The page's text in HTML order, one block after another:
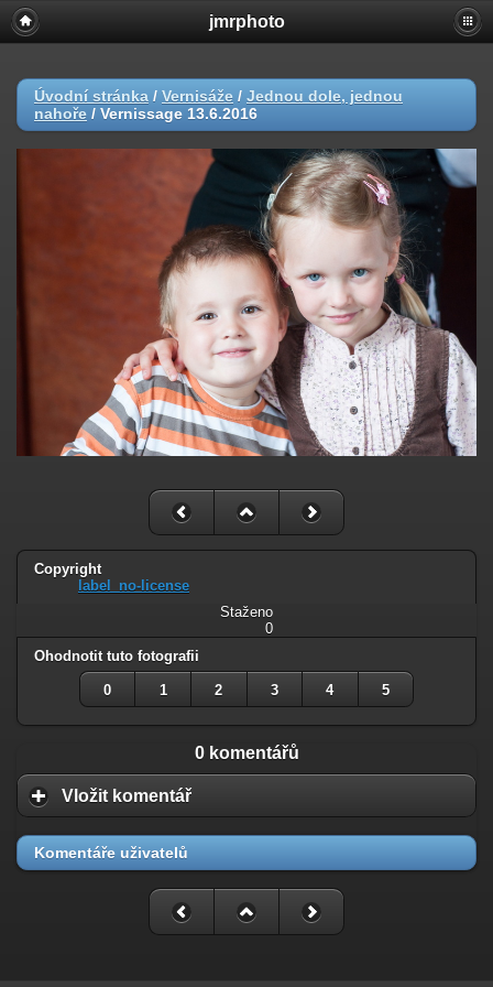
jmrphoto
Úvodní stránka / Vernisáže / Jednou dole, jednou
nahoře / Vernissage 13.6.2016
Copyright
label_no-license
Staženo
0
Ohodnotit tuto fotografii
0 1 2 3 4 5
0 komentářů
Vložit komentář
Komentáře uživatelů